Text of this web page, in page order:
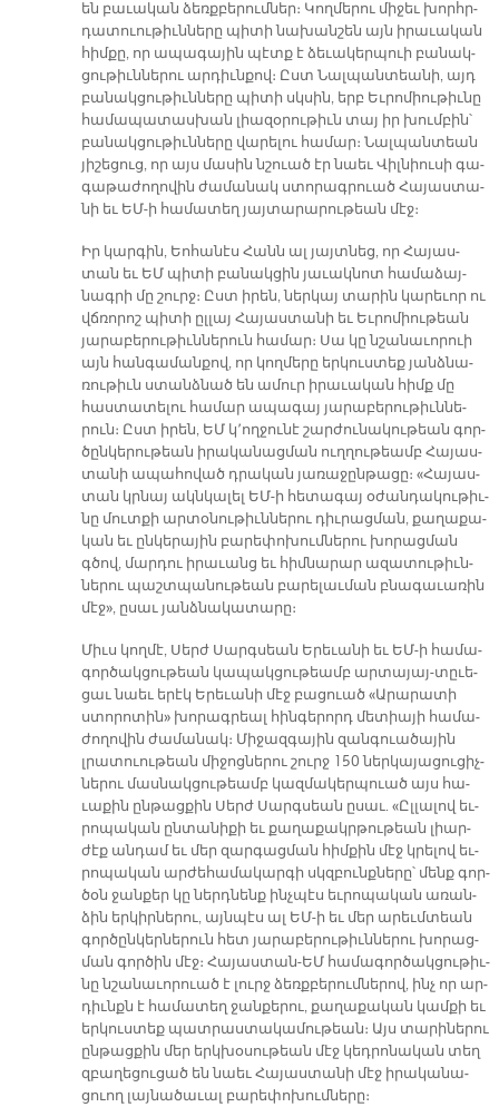
են բա­ւա­կան ձեռք­բե­րում­ներ։ Կող­մե­րու մի­ջեւ խորհր­
դա­տուու­թիւն­նե­րը պի­տի նա­խան­շեն այն ի­րա­ւա­կան
հիմ­քը, որ ա­պա­գա­յին պէտք է ձե­ւա­կեր­պուի բա­նակ­
ցու­թիւն­նե­րու ար­դիւն­քով։ Ըստ Նալ­պան­տեա­նի, այդ
բա­նակ­ցու­թիւն­նե­րը պի­տի սկսին, երբ Եւ­րո­միու­թիւ­նը
հա­մա­պա­տաս­խան լիա­զօ­րու­թիւն տայ իր խում­բին՝
բա­նակ­ցու­թիւն­նե­րը վա­րե­լու հա­մար։ Նալ­պան­տեան
յի­շե­ցուց, որ այս մա­սին նշուած էր նաեւ Վիլ­նիու­սի գա­
գա­թա­ժո­ղո­վին ժա­մա­նակ ստո­րագ­րուած Հա­յաս­տա­
նի եւ ԵՄ-ի հա­մա­տեղ յայ­տա­րա­րու­թեան մէջ։
Իր կար­գին, Եո­հա­նէս Հանն ալ յայտ­նեց, որ Հա­յաս­
տան եւ ԵՄ պի­տի բա­նակ­ցին յա­ւակ­նոտ հա­մա­ձայ­
նագ­րի մը շուրջ։ Ըստ ի­րեն, ներ­կայ տա­րին կա­րե­ւոր ու
վճռո­րոշ պի­տի ըլ­լայ Հա­յաս­տա­նի եւ Եւ­րո­միու­թեան
յա­րա­բե­րու­թիւն­նե­րուն հա­մար։ Սա կը նշա­նա­ւո­րուի
այն հան­գա­ման­քով, որ կող­մե­րը եր­կուս­տեք յանձ­նա­
ռու­թիւն ստանձ­նած են ա­մուր ի­րա­ւա­կան հիմք մը
հաս­տա­տե­լու հա­մար ա­պա­գայ յա­րա­բե­րու­թիւն­նե­
րուն։ Ըստ ի­րեն, ԵՄ կ՚ող­ջու­նէ շար­ժու­նա­կու­թեան գոր­
ծըն­կե­րու­թեան ի­րա­կա­նաց­ման ուղ­ղու­թեամբ Հա­յաս­
տա­նի ա­պա­հո­ված դրա­կան յա­ռա­ջըն­թա­ցը։ «Հա­յաս­
տան կրնայ ակն­կա­լել ԵՄ-ի հե­տա­գայ օ­ժան­դա­կու­թիւ­
նը մուտ­քի ար­տօ­նու­թիւն­նե­րու դիւ­րաց­ման, քա­ղա­քա­
կան եւ ըն­կե­րա­յին բա­րե­փո­խում­նե­րու խո­րաց­ման
գծով, մար­դու ի­րա­ւանց եւ հիմ­նա­րար ա­զա­տու­թիւն­
նե­րու պաշտ­պա­նու­թեան բա­րե­լաւ­ման բնա­գա­ւա­ռին
մէջ», ը­սաւ յանձ­նա­կա­տա­րը։
Միւս կող­մէ, Սերժ Սարգ­սեան Ե­րե­ւա­նի եւ ԵՄ-ի հա­մա­
գոր­ծակ­ցու­թեան կա­պակ­ցու­թեամբ ար­տա­յայ-տըւե­
ցաւ նաեւ ե­րէկ Ե­րե­ւա­նի մէջ բա­ցուած «Ա­րա­րա­տի
ստո­րո­տին» խո­րագ­րեալ հին­գե­րորդ մե­տիա­յի հա­մա­
ժո­ղո­վին ժա­մա­նակ։ Մի­ջազ­գա­յին զան­գուա­ծա­յին
լրա­տուու­թեան մի­ջոց­նե­րու շուրջ 150 ներ­կա­յա­ցու­ցիչ­
նե­րու մաս­նակ­ցու­թեամբ կազ­մա­կեր­պուած այս հա­
ւա­քին ըն­թաց­քին Սերժ Սարգ­սեան ը­սաւ. «Ըլ­լա­լով եւ­
րո­պա­կան ըն­տա­նի­քի եւ քա­ղա­քա­կր­թու­թեան լիար­
ժէք ան­դամ եւ մեր զար­գաց­ման հիմ­քին մէջ կրե­լով եւ­
րո­պա­կան ար­ժեհա­մա­կար­գի սկզբունք­նե­րը՝ մենք գոր­
ծօն ջան­քեր կը ներդ­նենք ինչ­պէս եւ­րո­պա­կան ա­ռան­
ձին եր­կիր­նե­րու, այն­պէս ալ ԵՄ-ի եւ մեր ա­րեւմ­տեան
գոր­ծըն­կեր­նե­րուն հետ յա­րա­բե­րու­թիւն­նե­րու խո­րաց­
ման գոր­ծին մէջ։ Հա­յաս­տան-ԵՄ հա­մա­գոր­ծակ­ցու­թիւ­
նը նշա­նա­ւո­րուած է լուրջ ձեռք­բե­րում­նե­րով, ինչ որ ար­
դիւնքն է հա­մա­տեղ ջան­քե­րու, քա­ղա­քա­կան կամ­քի եւ
եր­կուս­տեք պատ­րաս­տա­կա­մու­թեան։ Այս տա­րի­նե­րու
ըն­թաց­քին մեր երկ­խօ­սու­թեան մէջ կեդ­րո­նա­կան տեղ
զբա­ղե­ցու­ցած են նաեւ Հա­յաս­տա­նի մէջ ի­րա­կա­նա­
ցուող լայ­նա­ծա­ւալ բա­րե­փո­խում­նե­րը։